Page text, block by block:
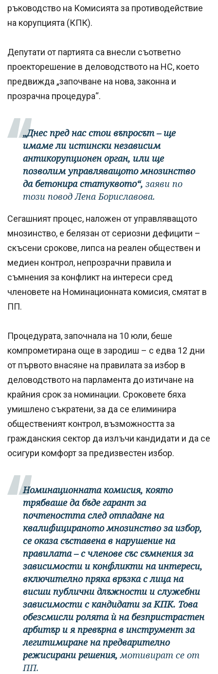
ръководство на Комисията за противодействие
на корупцията (КПК).
Депутати от партията са внесли съответно
проекторешение в деловодството на НС, което
предвижда „започване на нова, законна и
прозрачна процедура“.
„Днес пред нас стои въпросът – ще
имаме ли истински независим
антикорупционен орган, или ще
позволим управляващото мнозинство
да бетонира статуквото“, заяви по
този повод Лена Бориславова.
Сегашният процес, наложен от управляващото
мнозинство, е белязан от сериозни дефицити –
скъсени срокове, липса на реален обществен и
медиен контрол, непрозрачни правила и
съмнения за конфликт на интереси сред
членовете на Номинационната комисия, смятат в
ПП.
Процедурата, започнала на 10 юли, беше
компрометирана още в зародиш – с едва 12 дни
от първото внасяне на правилата за избор в
деловодството на парламента до изтичане на
крайния срок за номинации. Сроковете бяха
умишлено съкратени, за да се елиминира
общественият контрол, възможността за
гражданския сектор да излъчи кандидати и да се
осигури комфорт за предизвестен избор.
Номинационната комисия, която
трябваше да бъде гарант за
почтеността след отпадане на
квалифицираното мнозинство за избор,
се оказа съставена в нарушение на
правилата – с членове със съмнения за
зависимости и конфликти на интереси,
включително пряка връзка с лица на
висши публични длъжности и служебни
зависимости с кандидати за КПК. Това
обезсмисли ролята ѝ на безпристрастен
арбитър и я превърна в инструмент за
легитимиране на предварително
режисирани решения,мотивират се от
ПП.